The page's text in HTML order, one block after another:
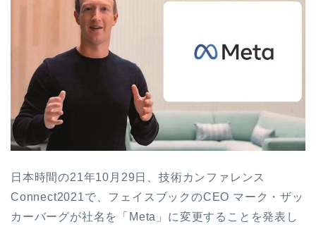
日本時間の21年10月29日、技術カンファレンス
Connect2021で、フェイスブックのCEO マーク・ザッ
カーバーグが社名を「Meta」に変更することを発表し